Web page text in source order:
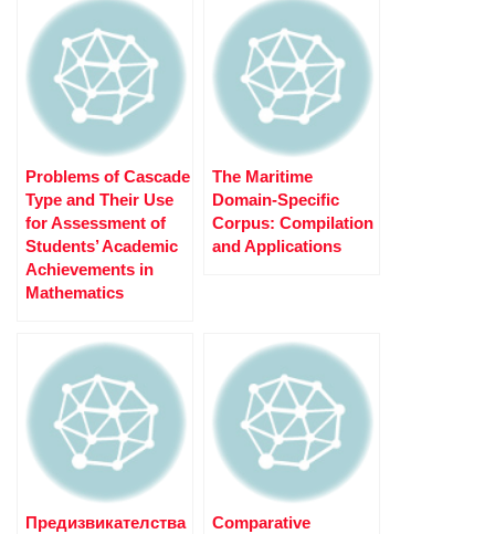
Problems of Cascade
Type and Their Use
for Assessment of
Students’ Academic
Achievements in
Mathematics
The Maritime
Domain-Specific
Corpus: Compilation
and Applications
Предизвикателства
Comparative